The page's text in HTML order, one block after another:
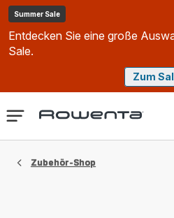
Summer Sale
Entdecken Sie eine große
Sale.
Zum
Das
Zubehör-Shop